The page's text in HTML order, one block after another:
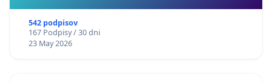
542 podpisov
167 Podpisy / 30 dni
23 May 2026